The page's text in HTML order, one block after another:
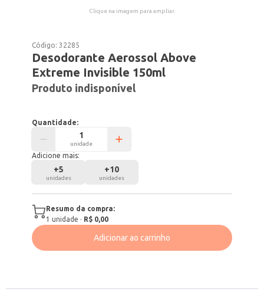
Clique na imagem para ampliar.
Código:32285
Desodorante Aerossol Above
Extreme Invisible 150ml
Produto indisponível
Quantidade:
unidade
Adicione mais:
+5
unidades
+10
unidades
Resumo da compra:
1 unidade · R$ 0,00
Adicionar ao carrinho